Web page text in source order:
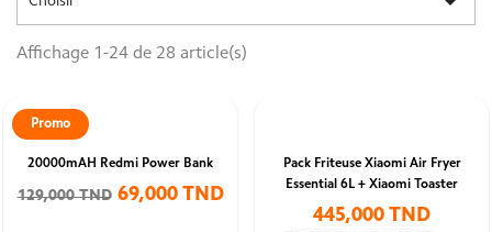
Affichage 1-24 de 28 article(s)
20000mAH Redmi Power Bank
129,000 TND 69,000 TND
Promo
Pack Friteuse Xiaomi Air Fryer
Essential 6L + Xiaomi Toaster
445,000 TND